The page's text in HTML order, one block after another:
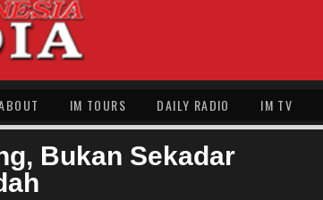
IM TOURS DAILY RADIO IM TV
Bukan Sekadar